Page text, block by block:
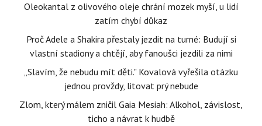
Oleokantal z olivového oleje chrání mozek myší, u lidí
zatím chybí důkaz
Proč Adele a Shakira přestaly jezdit na turné: Budují si
vlastní stadiony a chtějí, aby fanoušci jezdili za nimi
„Slavím, že nebudu mít děti." Kovalová vyřešila otázku
jednou provždy, litovat prý nebude
Zlom, který málem zničil Gaia Mesiah: Alkohol, závislost,
ticho a návrat k hudbě